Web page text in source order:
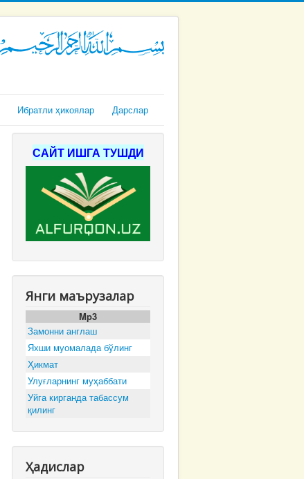
Ибратли ҳикоялар Дарслар
САЙТ ИШГА ТУШДИ
Янги маърузалар
Mp3
Замонни англаш
Яхши муомалада бўлинг
Ҳикмат
Улуғларнинг муҳаббати
Уйга кирганда табассум
қилинг
Ҳадислар